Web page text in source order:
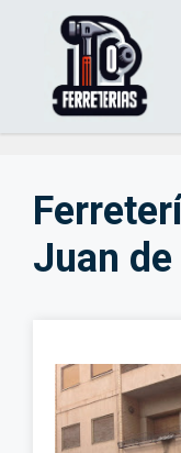
Juan